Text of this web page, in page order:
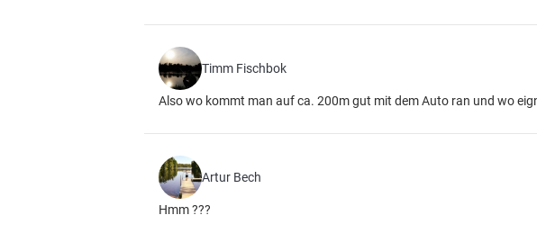
Timm Fischbok
Also wo kommt man auf ca. 200m gut mit dem Auto ran und wo
Artur Bech
Hmm ???